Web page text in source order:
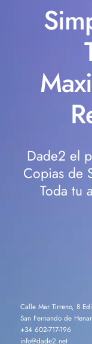
Dade2 el
Copias de
Toda tu
Calle Mar Tirreno, 8
San Fernando de
+34 602-717-196
info@dade2.net